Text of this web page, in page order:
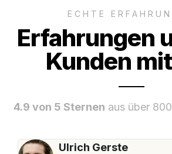
ECHTE
Erfahrungen
Kunden
4.9 von 5 Sternen aus über
Ulrich Gerste